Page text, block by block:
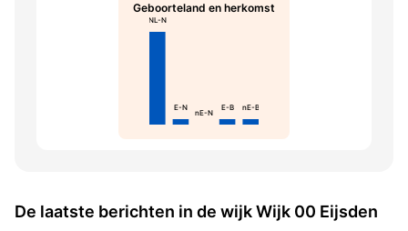
Geboorteland en herkomst
NL-N
E-N
nE-N
E-B nE-B
De laatste berichten in de wijk Wijk 00 Eijsden